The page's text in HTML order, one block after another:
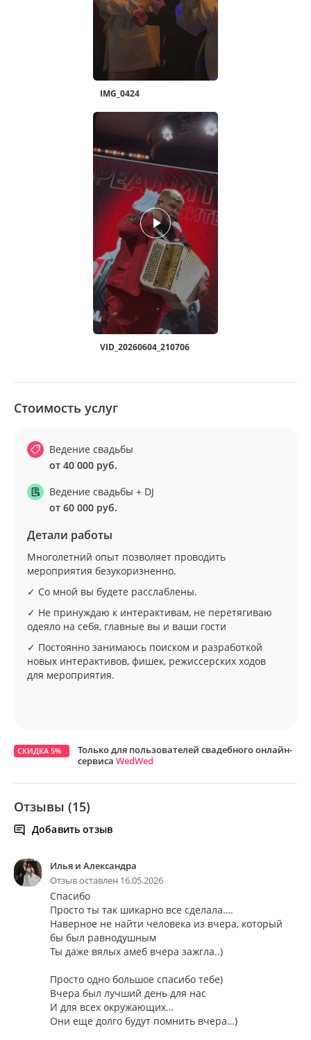
IMG_0424
VID_20260604_210706
Стоимость услуг
Ведение свадьбы
от 40 000 руб.
Ведение свадьбы + DJ
от 60 000 руб.
Детали работы
Многолетний опыт позволяет проводить
мероприятия безукоризненно.
✓ Со мной вы будете расслаблены.
✓ Не принуждаю к интерактивам, не перетягиваю
одеяло на себя, главные вы и ваши гости
✓ Постоянно занимаюсь поиском и разработкой
новых интерактивов, фишек, режиссерских ходов
для мероприятия.
СКИДКА 5%
Только для пользователей свадебного онлайн-
сервиса WedWed
Отзывы (15)
Добавить отзыв
Илья и Александра
Отзыв оставлен 16.05.2026
Спасибо
Просто ты так шикарно все сделала….
Наверное не найти человека из вчера, который
бы был равнодушным
Ты даже вялых амеб вчера зажгла..)
Просто одно большое спасибо тебе)
Вчера был лучший день для нас
И для всех окружающих…
Они еще долго будут помнить вчера…)